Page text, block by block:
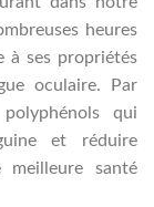
heures
à ses propriétés
oculaire. Par
qui
et réduire
meilleure santé